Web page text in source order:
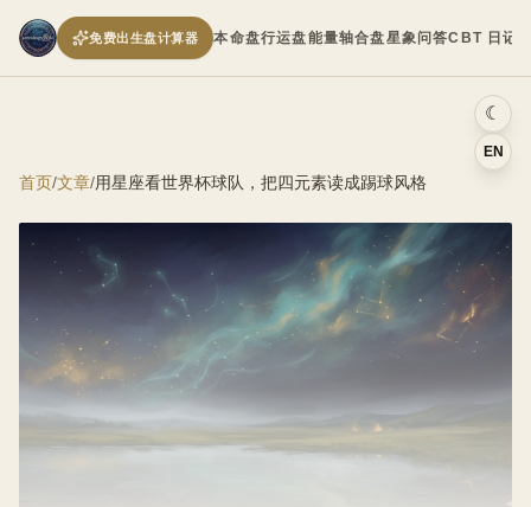
本命盘行运盘能量轴合盘星象问答CBT 日记
免费出生盘计算器
☾
EN
首页/文章/用星座看世界杯球队，把四元素读成踢球风格